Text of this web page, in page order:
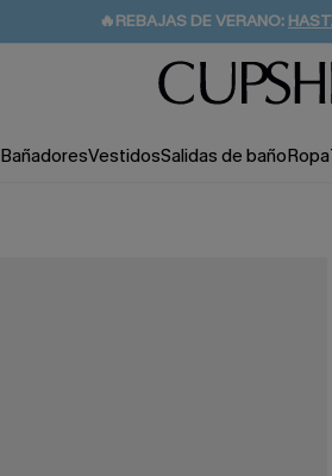
👒PROMOCIÓN DE VERANO:-10%
💌¡SUSCRIBIRSE & GANAR -
🚚ENVÍO GRATUITO A PARTIR
BañadoresVestidosSalidas de bañoRopa